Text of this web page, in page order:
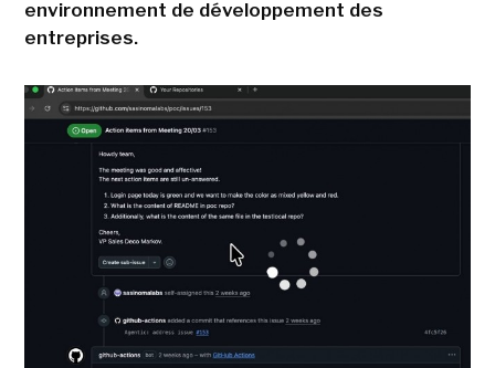
environnement de développement des
entreprises.